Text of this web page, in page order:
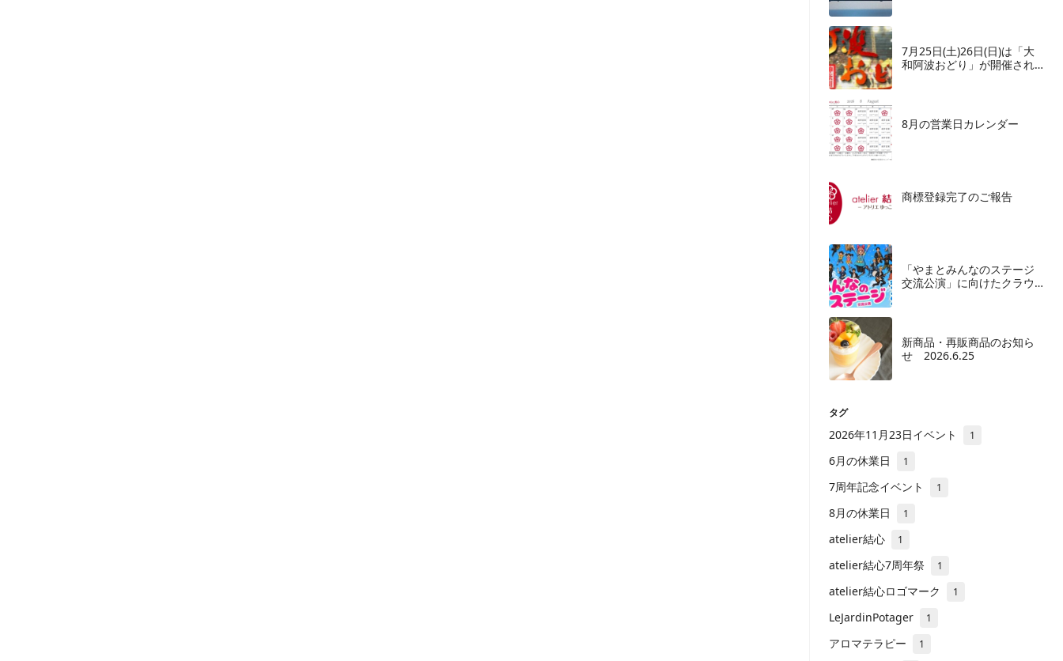
7月25日(土)26日(日)は「大
和阿波おどり」が開催され
8月の営業日カレンダー
商標登録完了のご報告
「やまとみんなのステージ
交流公演」に向けたクラウ
新商品・再販商品のお知ら
せ 2026.6.25
タグ
2026年11月23日イベント 1
6月の休業日 1
7周年記念イベント 1
8月の休業日 1
atelier結心 1
atelier結心7周年祭 1
atelier結心ロゴマーク 1
LeJardinPotager 1
アロマテラピー 1